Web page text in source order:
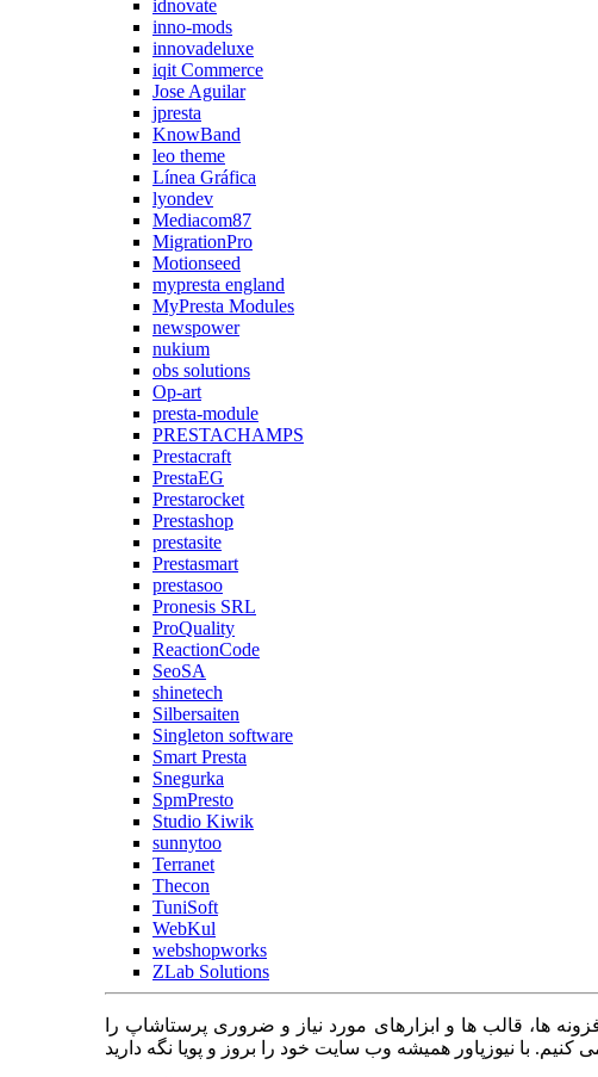
idnovate
inno-mods
innovadeluxe
iqit Commerce
Jose Aguilar
jpresta
KnowBand
leo theme
Línea Gráfica
lyondev
Mediacom87
MigrationPro
Motionseed
mypresta england
MyPresta Modules
newspower
nukium
obs solutions
Op-art
presta-module
PRESTACHAMPS
Prestacraft
PrestaEG
Prestarocket
Prestashop
prestasite
Prestasmart
prestasoo
Pronesis SRL
ProQuality
ReactionCode
SeoSA
shinetech
Silbersaiten
Singleton software
Smart Presta
Snegurka
SpmPresto
Studio Kiwik
sunnytoo
Terranet
Thecon
TuniSoft
WebKul
webshopworks
ZLab Solutions
ها، قالب ها و ابزارهای مورد نیاز و ضروری پرستاشاپ را